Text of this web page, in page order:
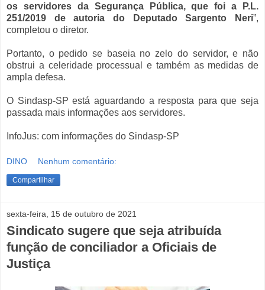
os servidores da Segurança Pública, que foi a P.L.
251/2019 de autoria do Deputado Sargento Neri”,
completou o diretor.
Portanto, o pedido se baseia no zelo do servidor, e não
obstrui a celeridade processual e também as medidas de
ampla defesa.
O Sindasp-SP está aguardando a resposta para que seja
passada mais informações aos servidores.
InfoJus: com informações do Sindasp-SP
DINO Nenhum comentário:
Compartilhar
sexta-feira, 15 de outubro de 2021
Sindicato sugere que seja atribuída
função de conciliador a Oficiais de
Justiça